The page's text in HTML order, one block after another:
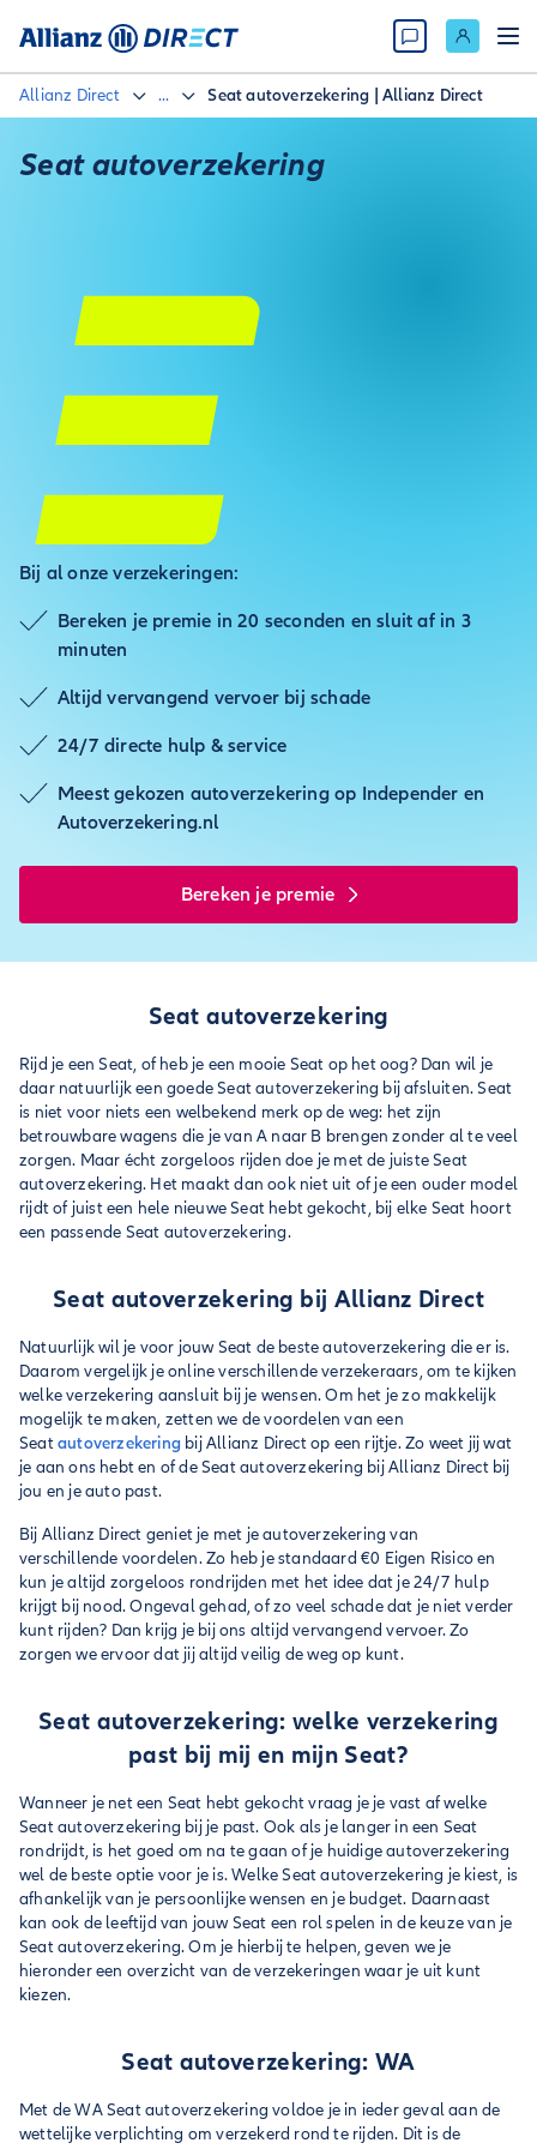
Allianz Direct ... Seat autoverzekering | Allianz Direct
Seat autoverzekering
Bij al onze verzekeringen:
Bereken je premie in 20 seconden en sluit af in 3
minuten
Altijd vervangend vervoer bij schade
24/7 directe hulp & service
Meest gekozen autoverzekering op Independer en
Autoverzekering.nl
Bereken je premie
Seat autoverzekering
Rijd je een Seat, of heb je een mooie Seat op het oog? Dan wil je
daar natuurlijk een goede Seat autoverzekering bij afsluiten. Seat
is niet voor niets een welbekend merk op de weg: het zijn
betrouwbare wagens die je van A naar B brengen zonder al te veel
zorgen. Maar écht zorgeloos rijden doe je met de juiste Seat
autoverzekering. Het maakt dan ook niet uit of je een ouder model
rijdt of juist een hele nieuwe Seat hebt gekocht, bij elke Seat hoort
een passende Seat autoverzekering.
Seat autoverzekering bij Allianz Direct
Natuurlijk wil je voor jouw Seat de beste autoverzekering die er is.
Daarom vergelijk je online verschillende verzekeraars, om te kijken
welke verzekering aansluit bij je wensen. Om het je zo makkelijk
mogelijk te maken, zetten we de voordelen van een
Seatautoverzekering bij Allianz Direct op een rijtje. Zo weet jij wat
je aan ons hebt en of de Seat autoverzekering bij Allianz Direct bij
jou en je auto past.
Bij Allianz Direct geniet je met je autoverzekering van
verschillende voordelen. Zo heb je standaard €0 Eigen Risico en
kun je altijd zorgeloos rondrijden met het idee dat je 24/7 hulp
krijgt bij nood. Ongeval gehad, of zo veel schade dat je niet verder
kunt rijden? Dan krijg je bij ons altijd vervangend vervoer. Zo
zorgen we ervoor dat jij altijd veilig de weg op kunt.
Seat autoverzekering: welke verzekering
past bij mij en mijn Seat?
Wanneer je net een Seat hebt gekocht vraag je je vast af welke
Seat autoverzekering bij je past. Ook als je langer in een Seat
rondrijdt, is het goed om na te gaan of je huidige autoverzekering
wel de beste optie voor je is. Welke Seat autoverzekering je kiest, is
afhankelijk van je persoonlijke wensen en je budget. Daarnaast
kan ook de leeftijd van jouw Seat een rol spelen in de keuze van je
Seat autoverzekering. Om je hierbij te helpen, geven we je
hieronder een overzicht van de verzekeringen waar je uit kunt
kiezen.
Seat autoverzekering: WA
Met de WA Seat autoverzekering voldoe je in ieder geval aan de
wettelijke verplichting om verzekerd rond te rijden. Dit is de